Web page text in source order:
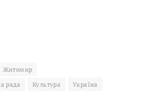
Житомир
рада
Культура Україна